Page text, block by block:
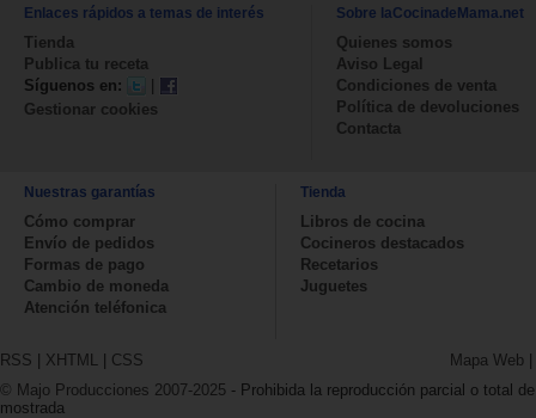
Enlaces rápidos a temas de interés
Tienda
Publica tu receta
Síguenos en:
|
Gestionar cookies
Sobre laCocinadeMama.net
Quienes somos
Aviso Legal
Condiciones de venta
Política de devoluciones
Contacta
Nuestras garantías
Cómo comprar
Envío de pedidos
Formas de pago
Cambio de moneda
Atención teléfonica
Tienda
Libros de cocina
Cocineros destacados
Recetarios
Juguetes
RSS | XHTML | CSS Mapa Web |
© Majo Producciones 2007-2025 - Prohibida la reproducción parcial o total
mostrada